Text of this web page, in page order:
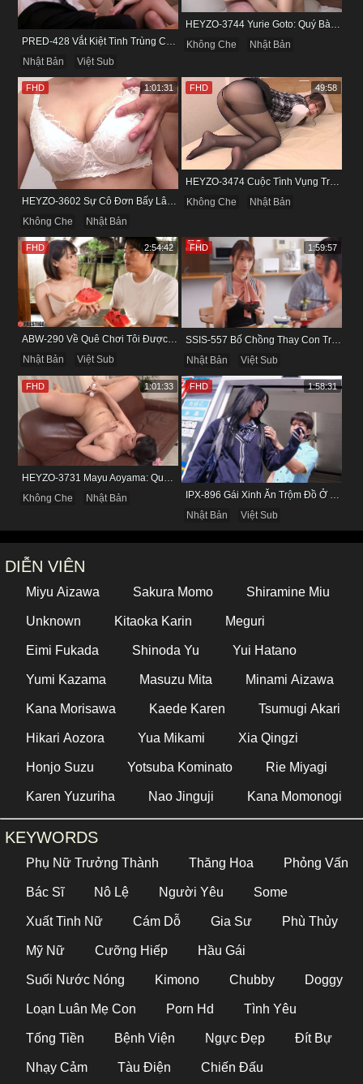
Nhật Bản
Việt Sub
HEYZO-3744 Yurie Goto: Quý Bà Dâm Phụ & Cơn Cuồng Si Mùi Buồi Khắm
Không Che
Nhật Bản
HEYZO-3602 Sự Cô Đơn Bấy Lâu Biến Haruka Thành Con Điếm Sành Sỏi
Không Che
Nhật Bản
FHD 1:01:31
HEYZO-3474 Cuộc Tình Vụng Trộm Cùng Cô Nàng Mảnh Mai Minami Fujii
Không Che
Nhật Bản
FHD 49:58
ABW-290 Về Quê Chơi Tôi Được Đụ Cô Bạn Thân Từ Thuở Nhỏ
Nhật Bản
Việt Sub
FHD 2:54:42
Nhật Bản
Việt Sub
FHD 1:59:57
HEYZO-3731 Mayu Aoyama: Quý Bà Biến Thái Thích Bị Nhìn Khi Tự Sướng
Không Che
Nhật Bản
FHD 1:01:33
Nhật Bản
Việt Sub
FHD 1:58:31
DIỄN VIÊN
Miyu Aizawa Sakura Momo Shiramine Miu
Unknown Kitaoka Karin Meguri
Eimi Fukada Shinoda Yu Yui Hatano
Yumi Kazama Masuzu Mita Minami Aizawa
Kana Morisawa Kaede Karen Tsumugi Akari
Hikari Aozora Yua Mikami Xia Qingzi
Honjo Suzu Yotsuba Kominato Rie Miyagi
Karen Yuzuriha Nao Jinguji Kana Momonogi
KEYWORDS
Phụ Nữ Trưởng Thành Thăng Hoa Phỏng Vấn
Bác Sĩ Nô Lệ Người Yêu Some
Xuất Tinh Nữ Cám Dỗ Gia Sư Phù Thủy
Mỹ Nữ Cưỡng Hiếp Hầu Gái
Suối Nước Nóng Kimono Chubby Doggy
Loạn Luân Mẹ Con Porn Hd Tình Yêu
Tống Tiền Bệnh Viện Ngực Đẹp Đít Bự
Nhạy Cảm Tàu Điện Chiến Đấu